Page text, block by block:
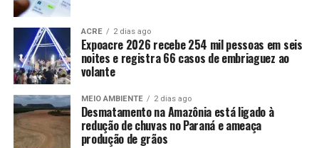
ACRE 2 dias ago
Expoacre 2026 recebe 254 mil pessoas em seis
noites e registra 66 casos de embriaguez ao
volante
MEIO AMBIENTE 2 dias ago
Desmatamento na Amazônia está ligado à
redução de chuvas no Paraná e ameaça
produção de grãos